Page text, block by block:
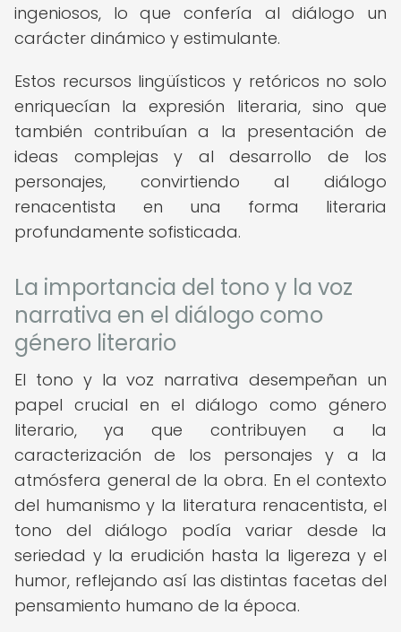
ingeniosos, lo que confería al diálogo un
carácter dinámico y estimulante.
Estos recursos lingüísticos y retóricos no solo
enriquecían la expresión literaria, sino que
también contribuían a la presentación de
ideas complejas y al desarrollo de los
personajes, convirtiendo al diálogo
renacentista en una forma literaria
profundamente sofisticada.
La importancia del tono y la voz
narrativa en el diálogo como
género literario
El tono y la voz narrativa desempeñan un
papel crucial en el diálogo como género
literario, ya que contribuyen a la
caracterización de los personajes y a la
atmósfera general de la obra. En el contexto
del humanismo y la literatura renacentista, el
tono del diálogo podía variar desde la
seriedad y la erudición hasta la ligereza y el
humor, reflejando así las distintas facetas del
pensamiento humano de la época.